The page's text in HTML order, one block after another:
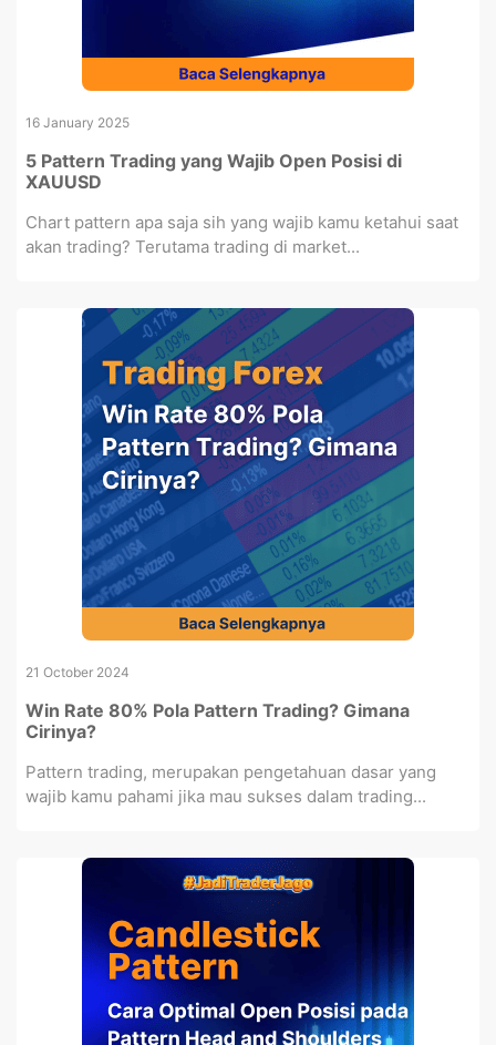
16 January 2025
5 Pattern Trading yang Wajib Open Posisi di
XAUUSD
Chart pattern apa saja sih yang wajib kamu ketahui saat
akan trading? Terutama trading di market...
21 October 2024
Win Rate 80% Pola Pattern Trading? Gimana
Cirinya?
Pattern trading, merupakan pengetahuan dasar yang
wajib kamu pahami jika mau sukses dalam trading...